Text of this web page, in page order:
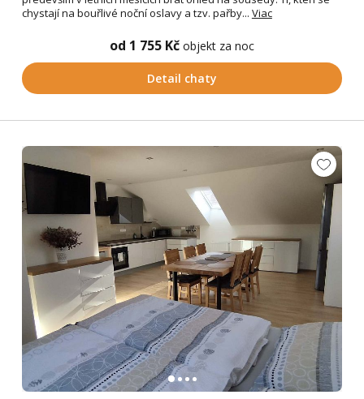
chystají na bouřlivé noční oslavy a tzv. pařby... Viac
od 1 755 Kč objekt za noc
Detail chaty